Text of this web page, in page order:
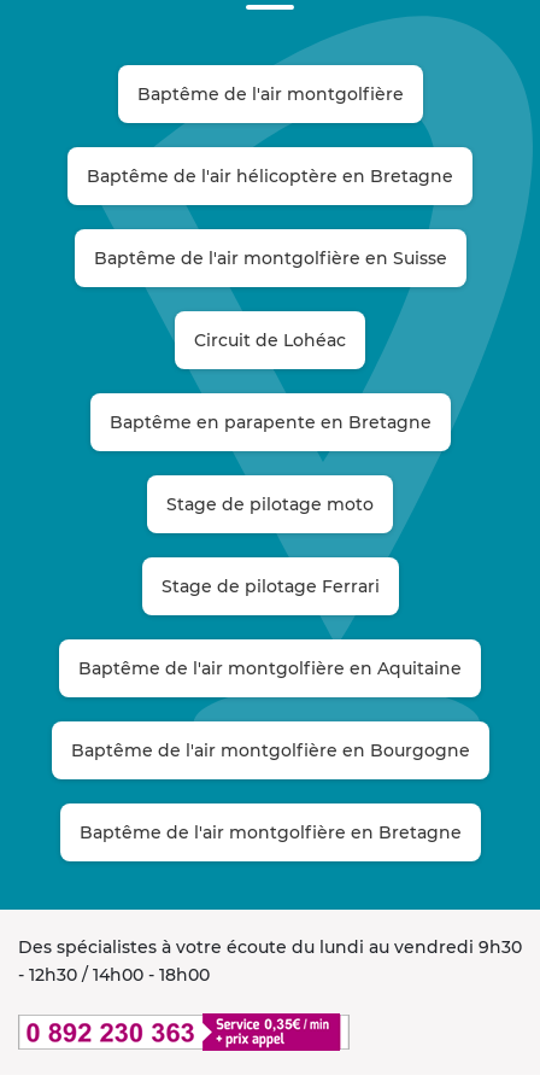
Baptême de l'air montgolfière
Baptême de l'air hélicoptère en Bretagne
Baptême de l'air montgolfière en Suisse
Circuit de Lohéac
Baptême en parapente en Bretagne
Stage de pilotage moto
Stage de pilotage Ferrari
Baptême de l'air montgolfière en Aquitaine
Baptême de l'air montgolfière en Bourgogne
Baptême de l'air montgolfière en Bretagne
Des spécialistes à votre écoute du lundi au vendredi 9h30
- 12h30 / 14h00 - 18h00